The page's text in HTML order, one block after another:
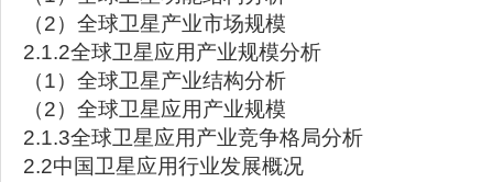
（2）全球卫星产业市场规模
2.1.2全球卫星应用产业规模分析
（1）全球卫星产业结构分析
（2）全球卫星应用产业规模
2.1.3全球卫星应用产业竞争格局分析
2.2中国卫星应用行业发展概况